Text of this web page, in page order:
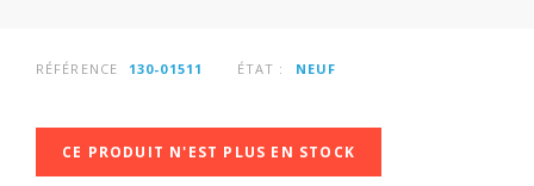
RÉFÉRENCE 130-01511 ÉTAT : NEUF
CE PRODUIT N'EST PLUS EN STOCK